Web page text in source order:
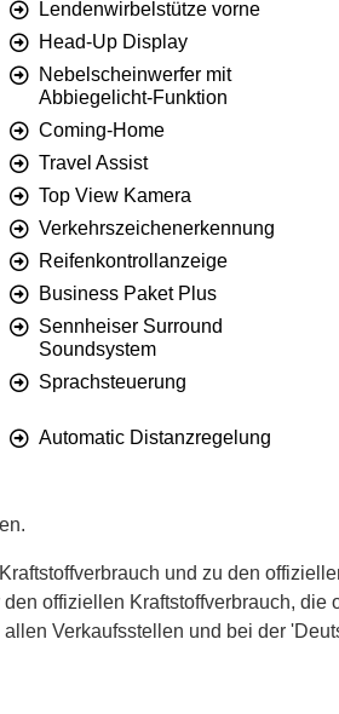
Lendenwirbelstütze vorne
Head-Up Display
Nebelscheinwerfer mit
Abbiegelicht-Funktion
Coming-Home
Travel Assist
Top View Kamera
Verkehrszeichenerkennung
Reifenkontrollanzeige
Business Paket Plus
Sennheiser Surround
Soundsystem
Sprachsteuerung
Automatic Distanzregelung
und zu den
offiziellen Kraftstoffverbrauch, die
Verkaufsstellen und bei der